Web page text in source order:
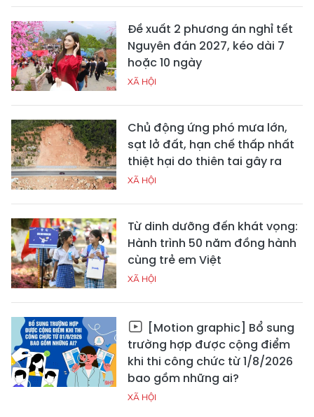
Đề xuất 2 phương án nghỉ tết
Nguyên đán 2027, kéo dài 7
hoặc 10 ngày
XÃ HỘI
Chủ động ứng phó mưa lớn,
sạt lở đất, hạn chế thấp nhất
thiệt hại do thiên tai gây ra
XÃ HỘI
Từ dinh dưỡng đến khát vọng:
Hành trình 50 năm đồng hành
cùng trẻ em Việt
XÃ HỘI
[Motion graphic] Bổ sung
trường hợp được cộng điểm
khi thi công chức từ 1/8/2026
bao gồm những ai?
XÃ HỘI